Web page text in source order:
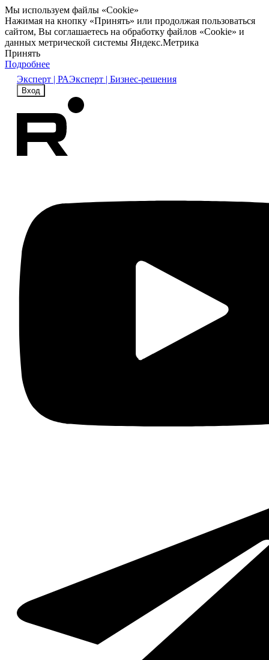
Мы используем файлы «Cookie»
Нажимая на кнопку «Принять» или продолжая пользоваться
сайтом, Вы соглашаетесь на обработку файлов «Cookie» и
данных метрической системы Яндекс.Метрика
Принять
Подробнее
Эксперт | РАЭксперт | Бизнес-решения
Вход